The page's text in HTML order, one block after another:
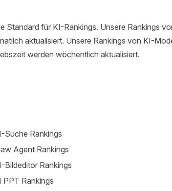
Standard für KI-Rankings. Unsere Rankings
aktualisiert. Unsere Rankings von KI-
werden wöchentlich aktualisiert.
Suche Rankings
Agent Rankings
Bildeditor Rankings
PPT Rankings